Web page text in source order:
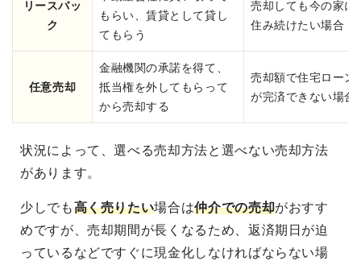
リースバッ
ク
もらい、賃貸として貸し
てもらう
売却しても今の家に
住み続けたい場合
任意売却
金融機関の承諾を得て、
抵当権を外してもらって
から売却する
売却額で住宅ローン
が完済できない場合
状況によって、選べる売却方法と選べない売却方法
があります。
少しでも高く売りたい場合は仲介での売却がおすす
めですが、売却期間が長くなるため、返済期日が迫
っているなどですぐに現金化しなければならない場